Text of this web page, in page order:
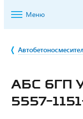
Меню
АБС 6ГП
5557-